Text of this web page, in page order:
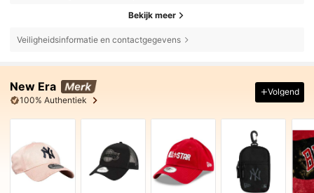
Bekijk meer
Veiligheidsinformatie en contactgegevens
New Era
100% Authentiek
Volgend